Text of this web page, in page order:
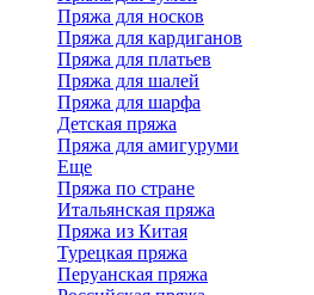
Пряжа для носков
Пряжа для кардиганов
Пряжа для платьев
Пряжа для шалей
Пряжа для шарфа
Детская пряжа
Пряжа для амигуруми
Еще
Пряжа по стране
Итальянская пряжа
Пряжа из Китая
Турецкая пряжа
Перуанская пряжа